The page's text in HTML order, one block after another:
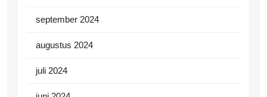
september 2024
augustus 2024
juli 2024